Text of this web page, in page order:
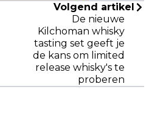
Volgend artikel
De nieuwe
Kilchoman whisky
tasting set geeft je
de kans om limited
release whisky's te
proberen